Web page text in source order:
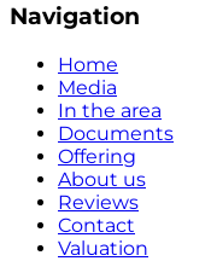
Navigation
Home
Media
In the area
Documents
Offering
About us
Reviews
Contact
Valuation